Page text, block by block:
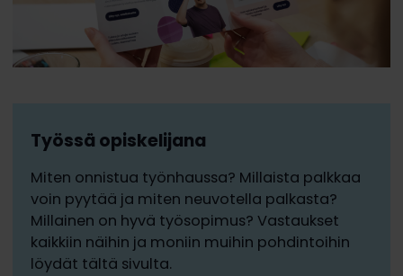
Työssä opiskelijana
Miten onnistua työnhaussa? Millaista palkkaa
voin pyytää ja miten neuvotella palkasta?
Millainen on hyvä työsopimus? Vastaukset
kaikkiin näihin ja moniin muihin pohdintoihin
löydät tältä sivulta.